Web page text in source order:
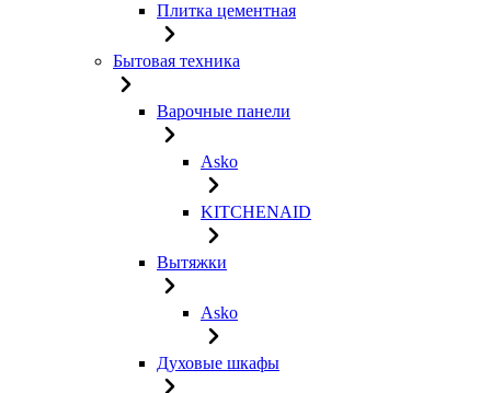
Плитка цементная
Бытовая техника
Варочные панели
Asko
KITCHENAID
Вытяжки
Asko
Духовые шкафы